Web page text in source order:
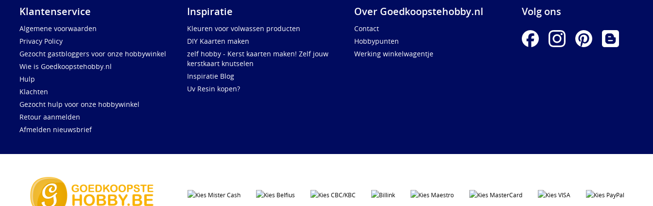
Klantenservice
Algemene voorwaarden
Privacy Policy
Gezocht gastbloggers voor onze hobbywinkel
Wie is Goedkoopstehobby.nl
Hulp
Klachten
Gezocht hulp voor onze hobbywinkel
Retour aanmelden
Afmelden nieuwsbrief
Inspiratie
Kleuren voor volwassen producten
DIY Kaarten maken
zelf hobby - Kerst kaarten maken! Zelf jouw
kerstkaart knutselen
Inspiratie Blog
Uv Resin kopen?
Over Goedkoopstehobby.nl
Contact
Hobbypunten
Werking winkelwagentje
Volg ons